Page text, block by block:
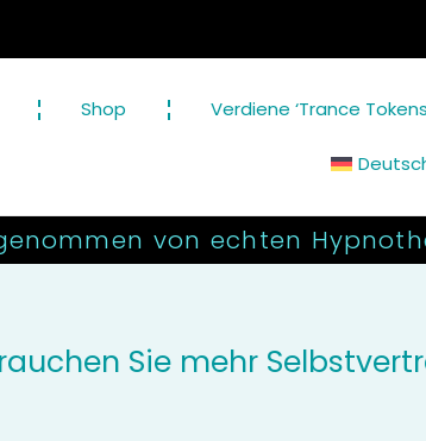
Shop Verdiene ‘Trance
von echten
Sie mehr